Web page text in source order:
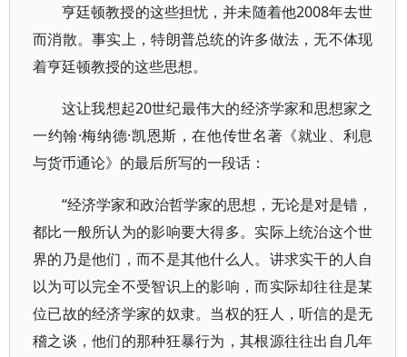
亨廷顿教授的这些担忧，并未随着他2008年去世
而消散。事实上，特朗普总统的许多做法，无不体现
着亨廷顿教授的这些思想。
这让我想起20世纪最伟大的经济学家和思想家之
一约翰·梅纳德·凯恩斯，在他传世名著《就业、利息
与货币通论》的最后所写的一段话：
“经济学家和政治哲学家的思想，无论是对是错，
都比一般所认为的影响要大得多。实际上统治这个世
界的乃是他们，而不是其他什么人。讲求实干的人自
以为可以完全不受智识上的影响，而实际却往往是某
位已故的经济学家的奴隶。当权的狂人，听信的是无
稽之谈，他们的那种狂暴行为，其根源往往出自几年